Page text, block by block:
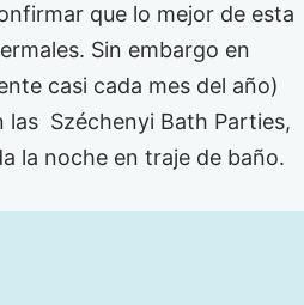
que lo mejor de esta
Sin embargo en
casi cada mes del año)
las Széchenyi Bath Parties,
la noche en traje de baño.